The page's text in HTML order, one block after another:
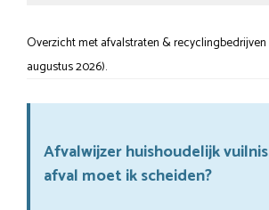
Overzicht met afvalstraten &
augustus 2026).
Afvalwijzer huishoudelijk
afval moet ik scheiden?